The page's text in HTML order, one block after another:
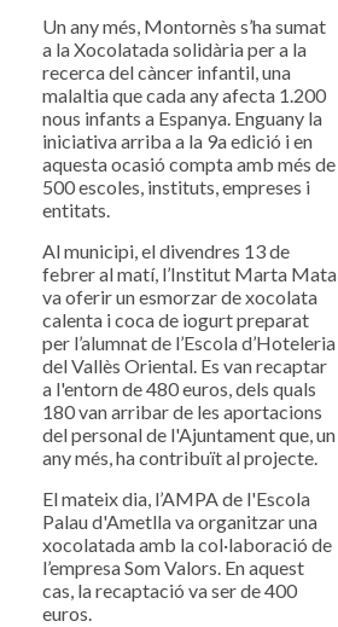
Un any més, Montornès s’ha sumat
a la Xocolatada solidària per a la
recerca del càncer infantil, una
malaltia que cada any afecta 1.200
nous infants a Espanya. Enguany la
iniciativa arriba a la 9a edició i en
aquesta ocasió compta amb més de
500 escoles, instituts, empreses i
entitats.
Al municipi, el divendres 13 de
febrer al matí, l’Institut Marta Mata
va oferir un esmorzar de xocolata
calenta i coca de iogurt preparat
per l’alumnat de l’Escola d’Hoteleria
del Vallès Oriental. Es van recaptar
a l'entorn de 480 euros, dels quals
180 van arribar de les aportacions
del personal de l'Ajuntament que, un
any més, ha contribuït al projecte.
El mateix dia, l’AMPA de l'Escola
Palau d'Ametlla va organitzar una
xocolatada amb la col·laboració de
l’empresa Som Valors. En aquest
cas, la recaptació va ser de 400
euros.